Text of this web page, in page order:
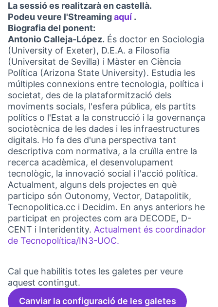
La sessió es realitzarà en castellà.
Podeu veure l'Streamingaquí .
Biografia del ponent:
Antonio Calleja-López. És doctor en Sociologia
(University of Exeter), D.E.A. a Filosofia
(Universitat de Sevilla) i Màster en Ciència
Política (Arizona State University). Estudia les
múltiples connexions entre tecnologia, política i
societat, des de la plataformització dels
moviments socials, l'esfera pública, els partits
polítics o l'Estat a la construcció i la governança
sociotècnica de les dades i les infraestructures
digitals. Ho fa des d'una perspectiva tant
descriptiva com normativa, a la cruïlla entre la
recerca acadèmica, el desenvolupament
tecnològic, la innovació social i l'acció política.
Actualment, alguns dels projectes en què
participo són Outonomy, Vector, Datapolitik,
Tecnopolitica.cc i Decidim. En anys anteriors he
participat en projectes com ara DECODE, D-
CENT i Interidentity. Actualment és coordinador
de Tecnopolítica/IN3-UOC.
Cal que habilitis totes les galetes per veure
aquest contingut.
Canviar la configuració de les galetes